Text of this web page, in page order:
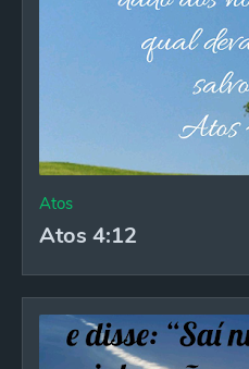
Atos
Atos 4:12